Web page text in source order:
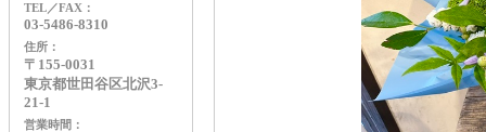
TEL／FAX：
03-5486-8310
住所：
〒155-0031
東京都世田谷区北沢3-
21-1
営業時間：